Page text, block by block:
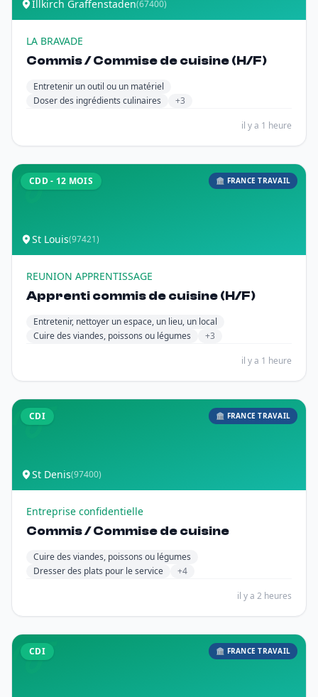
Illkirch Graffenstaden(67400)
LA BRAVADE
Commis / Commise de cuisine (H/F)
Entretenir un outil ou un matériel
Doser des ingrédients culinaires
+3
il y a 1 heure
CDD - 12 MOIS 🏛️ FRANCE TRAVAIL
St Louis(97421)
REUNION APPRENTISSAGE
Apprenti commis de cuisine (H/F)
Entretenir, nettoyer un espace, un lieu, un local
Cuire des viandes, poissons ou légumes
+3
il y a 1 heure
CDI 🏛️ FRANCE TRAVAIL
St Denis(97400)
Entreprise confidentielle
Commis / Commise de cuisine
Cuire des viandes, poissons ou légumes
Dresser des plats pour le service
+4
il y a 2 heures
CDI 🏛️ FRANCE TRAVAIL